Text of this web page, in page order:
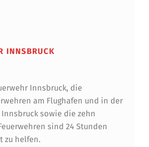
INNSBRUCK
Innsbruck, die
am Flughafen und in der
sowie die zehn
sind 24 Stunden
zu helfen.